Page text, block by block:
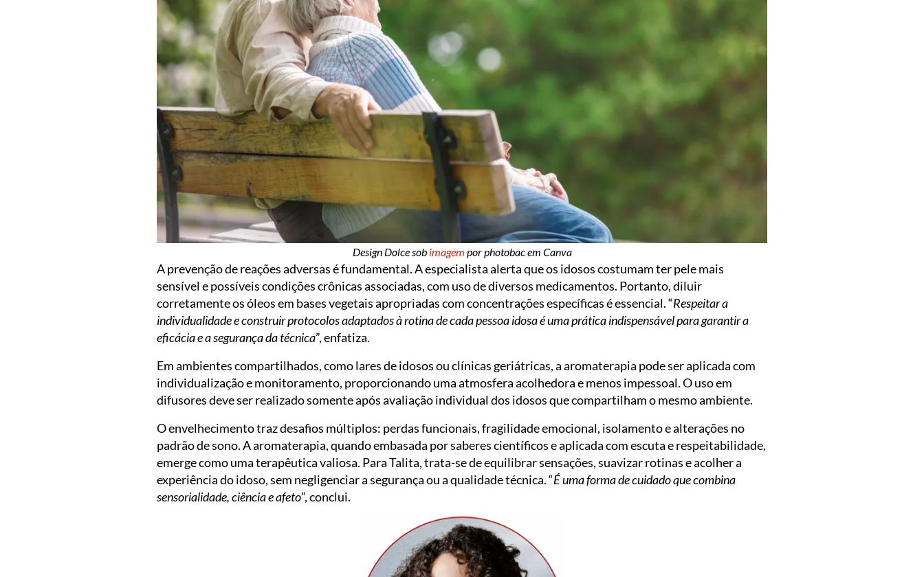
Design Dolce sob imagem por photobac em Canva
A prevenção de reações adversas é fundamental. A especialista alerta que os idosos costumam ter pele mais
sensível e possíveis condições crônicas associadas, com uso de diversos medicamentos. Portanto, diluir
corretamente os óleos em bases vegetais apropriadas com concentrações específicas é essencial. “Respeitar a
individualidade e construir protocolos adaptados à rotina de cada pessoa idosa é uma prática indispensável para garantir a
eficácia e a segurança da técnica”, enfatiza.
Em ambientes compartilhados, como lares de idosos ou clínicas geriátricas, a aromaterapia pode ser aplicada com
individualização e monitoramento, proporcionando uma atmosfera acolhedora e menos impessoal. O uso em
difusores deve ser realizado somente após avaliação individual dos idosos que compartilham o mesmo ambiente.
O envelhecimento traz desafios múltiplos: perdas funcionais, fragilidade emocional, isolamento e alterações no
padrão de sono. A aromaterapia, quando embasada por saberes científicos e aplicada com escuta e respeitabilidade,
emerge como uma terapêutica valiosa. Para Talita, trata-se de equilibrar sensações, suavizar rotinas e acolher a
experiência do idoso, sem negligenciar a segurança ou a qualidade técnica. “É uma forma de cuidado que combina
sensorialidade, ciência e afeto”, conclui.